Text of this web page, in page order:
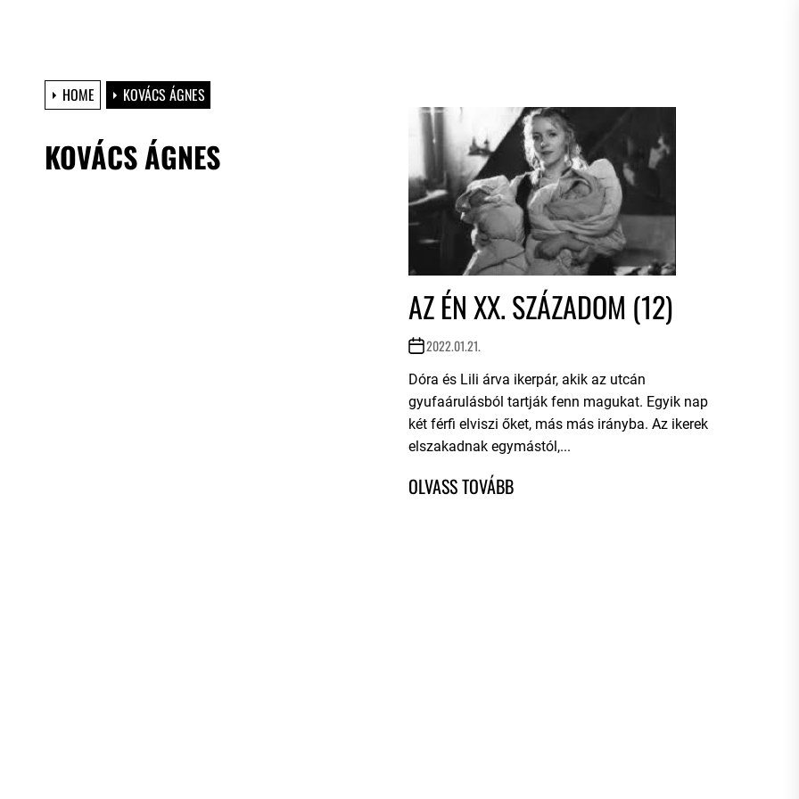
HOME KOVÁCS ÁGNES
KOVÁCS ÁGNES
AZ ÉN XX. SZÁZADOM (12)
2022.01.21.
Dóra és Lili árva ikerpár, akik az utcán
gyufaárulásból tartják fenn magukat. Egyik nap
két férfi elviszi őket, más más irányba. Az ikerek
elszakadnak egymástól,...